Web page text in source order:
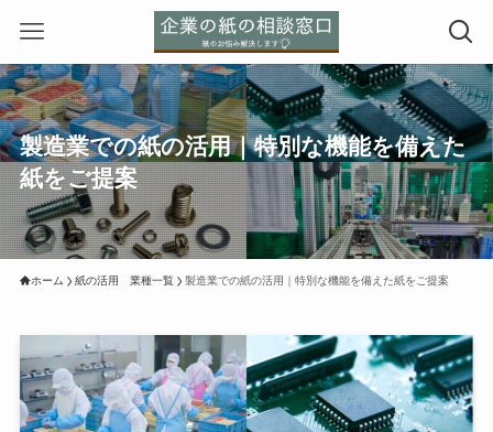
製造業での紙の活用｜特別な機能を備えた
紙をご提案
ホーム 紙の活用 業種一覧 製造業での紙の活用｜特別な機能を備えた紙をご提案